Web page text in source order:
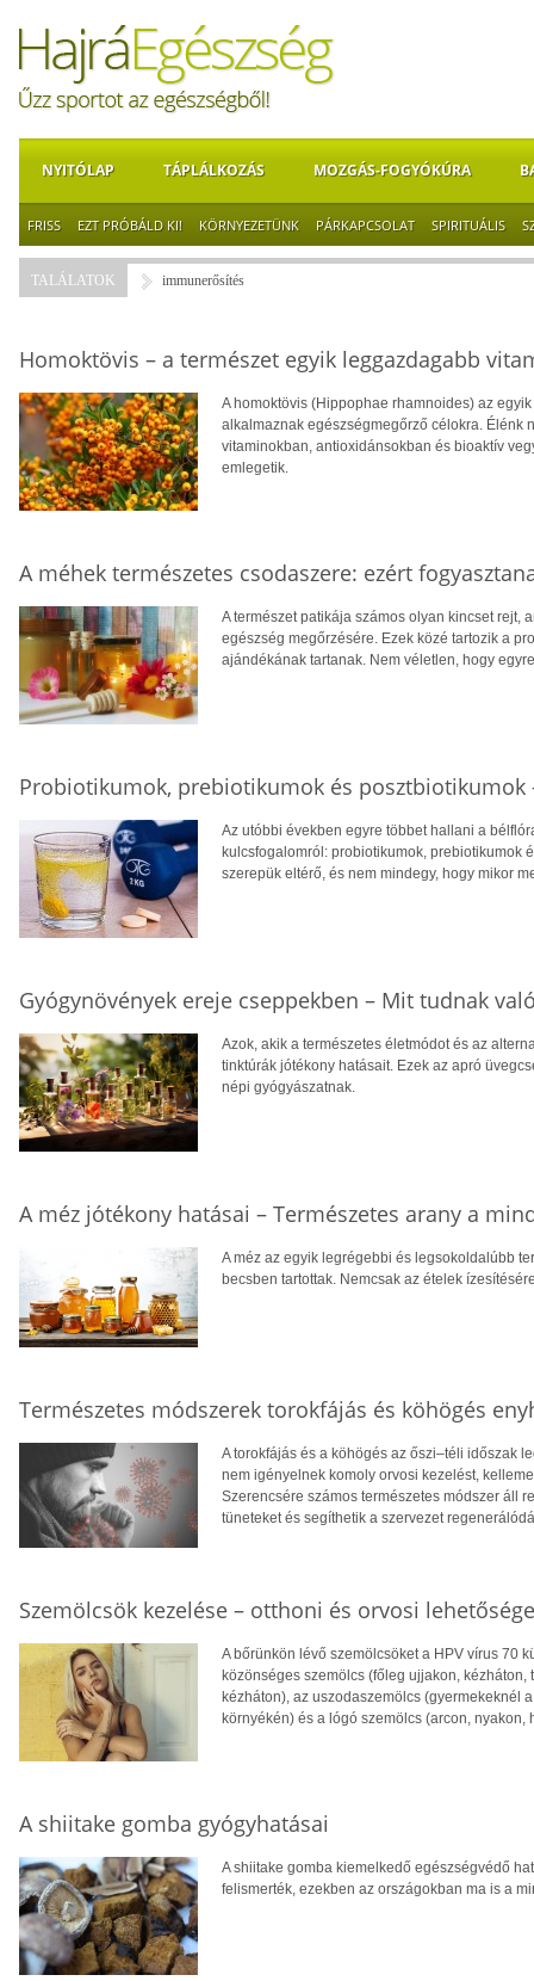
NYITÓLAP TÁPLÁLKOZÁS MOZGÁS-FOGYÓKÚRA
FRISS EZT PRÓBÁLD KI! KÖRNYEZETÜNK PÁRKAPCSOLAT SPIRITUÁLIS
TALÁLATOK immunerősítés
Homoktövis – a természet egyik leggazdagabb
A homoktövis (Hippophae rhamnoides) az
alkalmaznak egészségmegőrző célokra. Élénk
vitaminokban, antioxidánsokban és bioaktív
emlegetik.
A méhek természetes csodaszere: ezért
A természet patikája számos olyan kincset rejt,
egészség megőrzésére. Ezek közé tartozik a
ajándékának tartanak. Nem véletlen, hogy
Probiotikumok, prebiotikumok és posztbiotikumok
Az utóbbi években egyre többet hallani a
kulcsfogalomról: probiotikumok, prebiotikumok
szerepük eltérő, és nem mindegy, hogy mikor
Gyógynövények ereje cseppekben – Mit tudnak
Azok, akik a természetes életmódot és az
tinktúrák jótékony hatásait. Ezek az apró
népi gyógyászatnak.
A méz jótékony hatásai – Természetes arany a
A méz az egyik legrégebbi és legsokoldalúbb
becsben tartottak. Nemcsak az ételek
Természetes módszerek torokfájás és köhögés
A torokfájás és a köhögés az őszi–téli időszak
nem igényelnek komoly orvosi kezelést,
Szerencsére számos természetes módszer áll
tüneteket és segíthetik a szervezet
Szemölcsök kezelése – otthoni és orvosi
A bőrünkön lévő szemölcsöket a HPV vírus 70
közönséges szemölcs (főleg ujjakon,
kézháton), az uszodaszemölcs (gyermekeknél
környékén) és a lógó szemölcs (arcon, nyakon,
A shiitake gomba gyógyhatásai
A shiitake gomba kiemelkedő egészségvédő
felismerték, ezekben az országokban ma is a